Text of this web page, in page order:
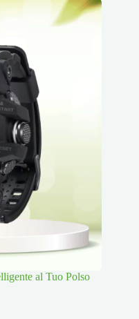
al Tuo Polso